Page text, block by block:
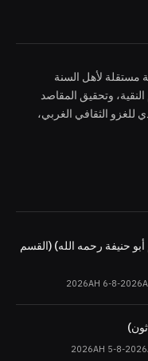
مستقلة لأهل السنة
وتحقيق المقاصد
للغزو الثقافي الغربي،
أبو حنيفة رحمه الله) (القسم